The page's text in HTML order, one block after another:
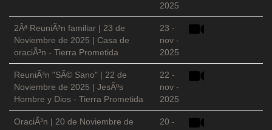
2025
2Âª ReuniÃ³n familiar | 23 de
Noviembre de 2025 | Casa de
oraciÃ³n - Tierra Prometida
23 -
nov -
2025
ReuniÃ³n "SÃ© Sano" | 22 de
Noviembre de 2025 | JesÃºs
Hombre y Dios - Tierra Prometida
22 -
nov -
2025
OraciÃ³n | 20 de Noviembre de
20 -